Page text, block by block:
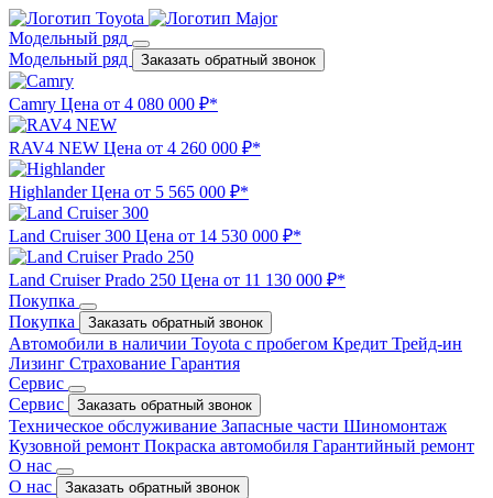
Модельный ряд
Модельный ряд
Заказать обратный звонок
Camry Цена от 4 080 000 ₽*
RAV4 NEW Цена от 4 260 000 ₽*
Highlander Цена от 5 565 000 ₽*
Land Cruiser 300 Цена от 14 530 000 ₽*
Land Cruiser Prado 250 Цена от 11 130 000 ₽*
Покупка
Покупка
Заказать обратный звонок
Автомобили в наличии Toyota с пробегом Кредит Трейд-ин
Лизинг Страхование Гарантия
Сервис
Сервис
Заказать обратный звонок
Техническое обслуживание Запасные части Шиномонтаж
Кузовной ремонт Покраска автомобиля Гарантийный ремонт
О нас
О нас
Заказать обратный звонок